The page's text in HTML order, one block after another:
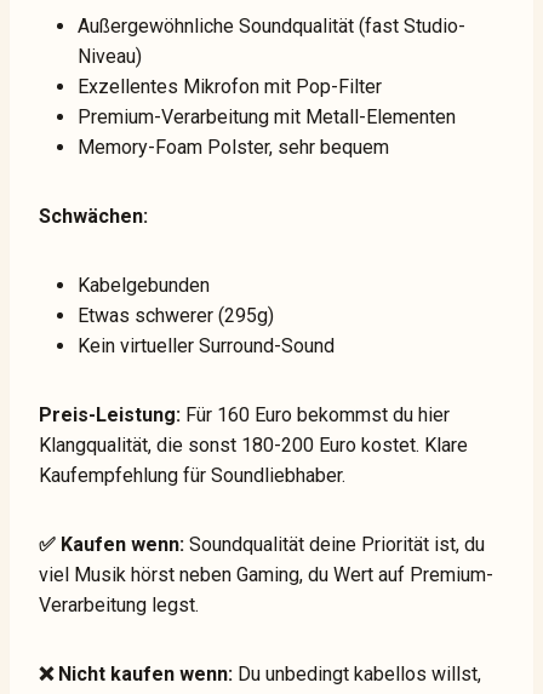
Außergewöhnliche Soundqualität (fast Studio-
Niveau)
Exzellentes Mikrofon mit Pop-Filter
Premium-Verarbeitung mit Metall-Elementen
Memory-Foam Polster, sehr bequem
Schwächen:
Kabelgebunden
Etwas schwerer (295g)
Kein virtueller Surround-Sound
Preis-Leistung: Für 160 Euro bekommst du hier
Klangqualität, die sonst 180-200 Euro kostet. Klare
Kaufempfehlung für Soundliebhaber.
✅ Kaufen wenn: Soundqualität deine Priorität ist, du
viel Musik hörst neben Gaming, du Wert auf Premium-
Verarbeitung legst.
❌ Nicht kaufen wenn: Du unbedingt kabellos willst,